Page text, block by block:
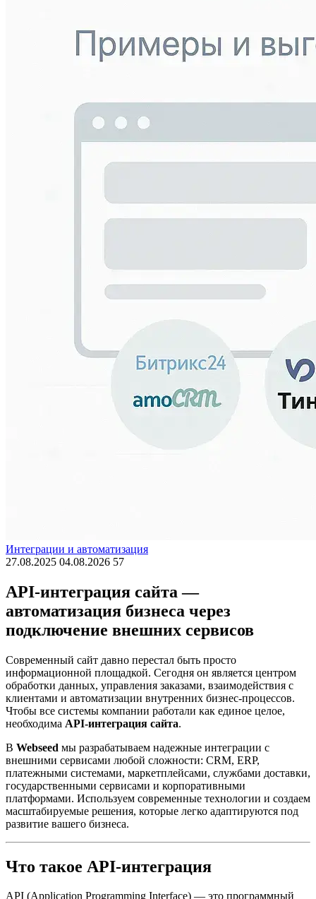
Интеграции и автоматизация
27.08.2025 04.08.2026 57
API-интеграция сайта —
автоматизация бизнеса через
подключение внешних сервисов
Современный сайт давно перестал быть просто
информационной площадкой. Сегодня он является центром
обработки данных, управления заказами, взаимодействия с
клиентами и автоматизации внутренних бизнес-процессов.
Чтобы все системы компании работали как единое целое,
необходима API-интеграция сайта.
В Webseed мы разрабатываем надежные интеграции с
внешними сервисами любой сложности: CRM, ERP,
платежными системами, маркетплейсами, службами доставки,
государственными сервисами и корпоративными
платформами. Используем современные технологии и создаем
масштабируемые решения, которые легко адаптируются под
развитие вашего бизнеса.
Что такое API-интеграция
API (Application Programming Interface) — это программный